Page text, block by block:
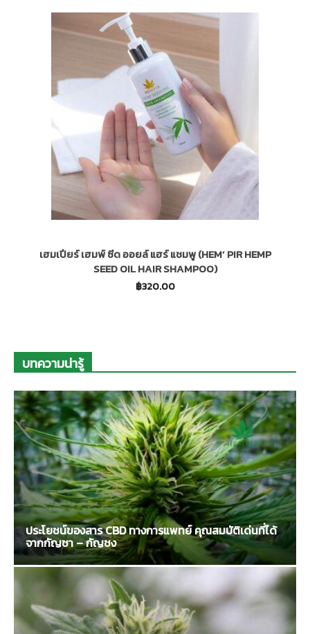
เฮมเปียร์ เฮมพ์ ซีด ออยล์ แฮร์ แชมพู (HEM’ PIR HEMP
SEED OIL HAIR SHAMPOO)
฿320.00
บทความน่ารู้
ประโยชน์ของสาร CBD ทางการแพทย์ คุณสมบัติเด่นที่ได้
จากกัญชา – กัญชง